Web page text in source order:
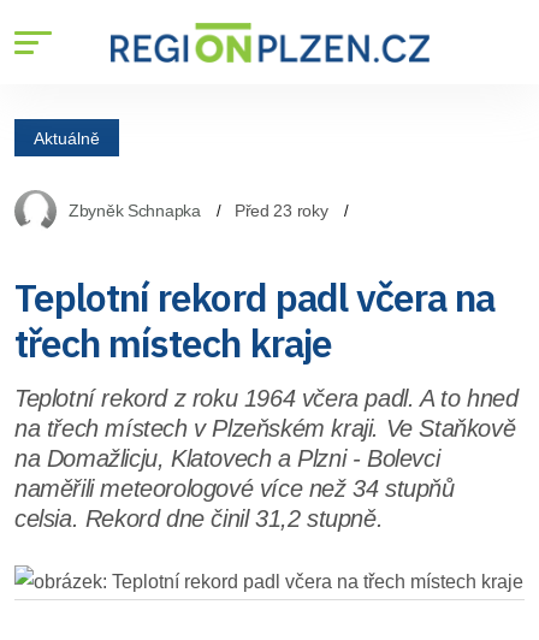
Aktuálně
Zbyněk Schnapka Před 23 roky
Teplotní rekord padl včera na
třech místech kraje
Teplotní rekord z roku 1964 včera padl. A to hned
na třech místech v Plzeňském kraji. Ve Staňkově
na Domažlicju, Klatovech a Plzni - Bolevci
naměřili meteorologové více než 34 stupňů
celsia. Rekord dne činil 31,2 stupně.